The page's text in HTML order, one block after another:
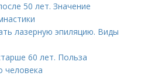
50 лет. Значение
лазерную эпиляцию. Виды
60 лет. Польза
человека